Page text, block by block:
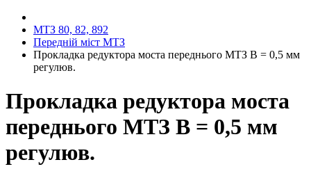
МТЗ 80, 82, 892
Передній міст МТЗ
Прокладка редуктора моста переднього МТЗ В = 0,5 мм
регулюв.
Прокладка редуктора моста
переднього МТЗ В = 0,5 мм
регулюв.